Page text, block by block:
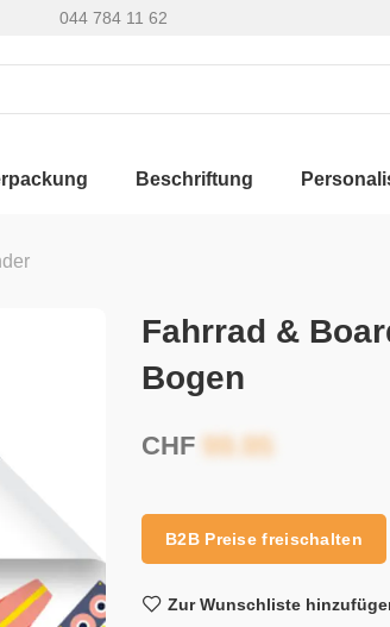
044 784 11 62
Beschriftung
Fahrrad &
Bogen
CHF
B2B Preise freischalten
Zur Wunschliste